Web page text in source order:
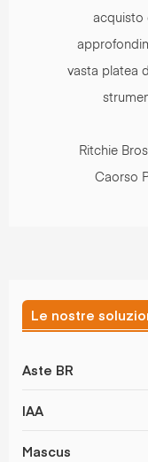
acquisto
vasta platea
Ritchie
Caorso
Le nostre
Aste BR
IAA
Mascus